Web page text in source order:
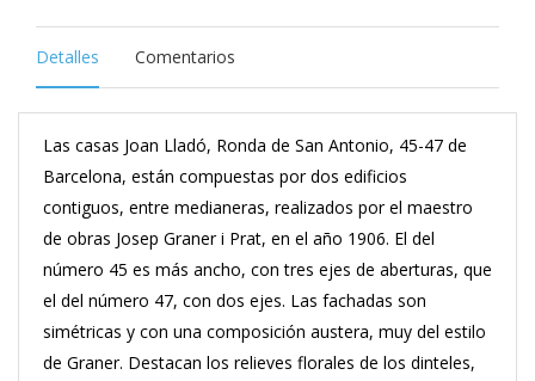
Detalles Comentarios
Las casas Joan Lladó, Ronda de San Antonio, 45-47 de
Barcelona, están compuestas por dos edificios
contiguos, entre medianeras, realizados por el maestro
de obras Josep Graner i Prat, en el año 1906. El del
número 45 es más ancho, con tres ejes de aberturas, que
el del número 47, con dos ejes. Las fachadas son
simétricas y con una composición austera, muy del estilo
de Graner. Destacan los relieves florales de los dinteles,